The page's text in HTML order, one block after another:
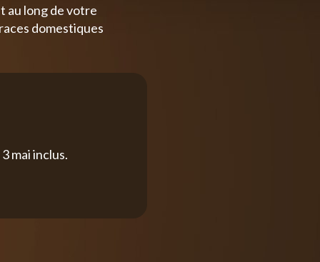
au long de votre
domestiques
mai inclus.